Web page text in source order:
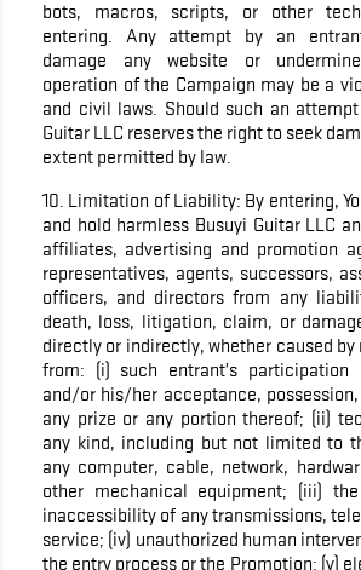
bots, macros, scripts, or other
entering. Any attempt by an
damage any website or
operation of the Campaign may be a
and civil laws. Should such an
Guitar LLC reserves the right to seek
extent permitted by law.
10. Limitation of Liability: By entering,
and hold harmless Busuyi Guitar LLC
affiliates, advertising and promotion
representatives, agents, successors,
officers, and directors from any
death, loss, litigation, claim, or
directly or indirectly, whether caused by
from: (i) such entrant’s participation
and/or his/her acceptance,
any prize or any portion thereof; (ii)
any kind, including but not limited to
any computer, cable, network,
other mechanical equipment; (iii)
inaccessibility of any transmissions,
service; (iv) unauthorized human
the entry process or the Promotion; (v)